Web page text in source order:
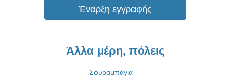
Έναρξη εγγραφής
Άλλα μέρη, πόλεις
Σουραμπάγια